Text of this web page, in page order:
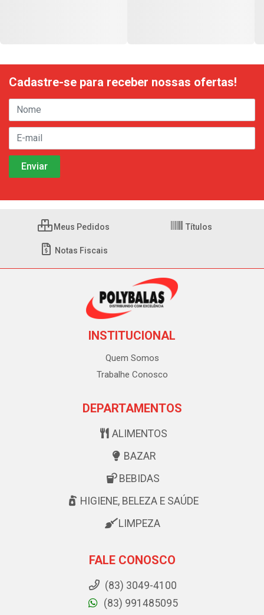
Cadastre-se para receber nossas ofertas!
Meus Pedidos Títulos
Notas Fiscais
INSTITUCIONAL
Quem Somos
Trabalhe Conosco
DEPARTAMENTOS
ALIMENTOS
BAZAR
BEBIDAS
HIGIENE, BELEZA E SAÚDE
LIMPEZA
FALE CONOSCO
(83) 3049-4100
(83) 991485095